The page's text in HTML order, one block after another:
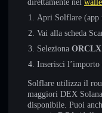
direttamente nel
Apri Solflare (app
Vai alla scheda
Seleziona ORCLX
Inserisci l’importo
Solflare utilizza il
maggiori DEX
disponibile. Puoi